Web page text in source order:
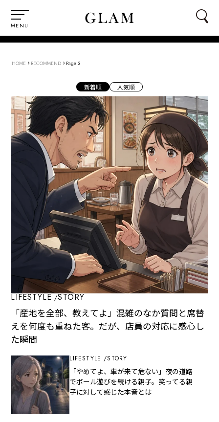
MENU
HOME › RECOMMEND › Page 3
新着順 人気順
LIFESTYLE STORY
「産地を全部、教えてよ」混雑のなか質問と席替
えを何度も重ねた客。だが、店員の対応に感心し
た瞬間
LIFESTYLE STORY
「やめてよ、車が来て危ない」夜の道路
でボール遊びを続ける親子。笑ってる親
子に対して感じた本音とは